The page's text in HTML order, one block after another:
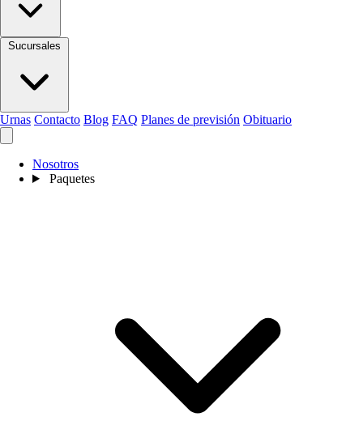
Sucursales
Urnas Contacto Blog FAQ Planes de previsión Obituario
Nosotros
Paquetes